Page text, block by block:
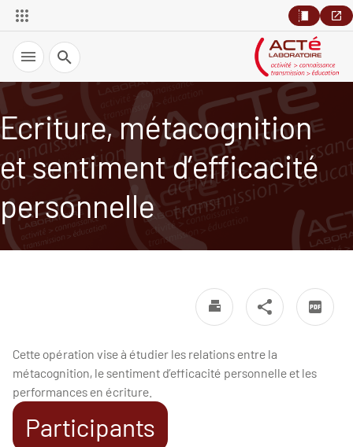
Recherche
Ecriture, métacognition
et sentiment d’efficacité
personnelle
Cette opération vise à étudier les relations entre la
métacognition, le sentiment d’efficacité personnelle et les
performances en écriture.
Participants